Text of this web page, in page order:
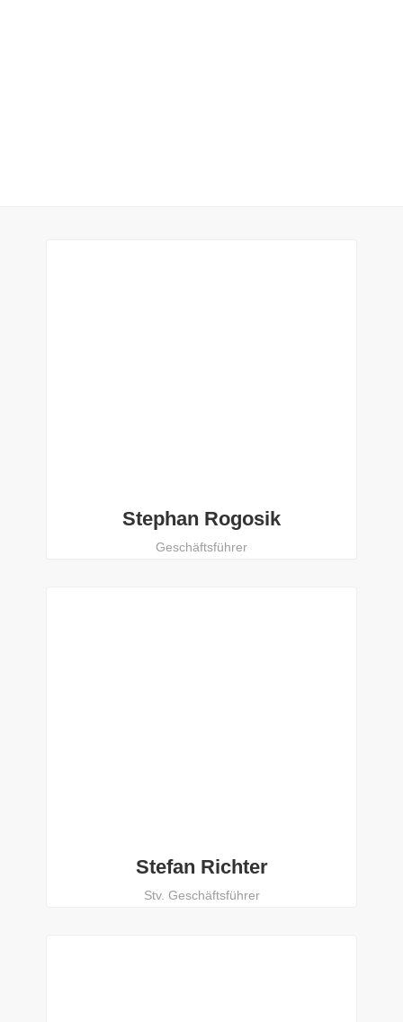
Stephan Rogosik
Geschäftsführer
Stefan Richter
Stv. Geschäftsführer